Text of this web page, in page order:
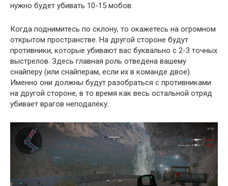
нужно будет убивать 10-15 мобов.
Когда поднимитесь по склону, то окажетесь на огромном
открытом пространстве. На другой стороне будут
противники, которые убивают вас буквально с 2-3 точных
выстрелов. Здесь главная роль отведена вашему
снайперу (или снайперам, если их в команде двое).
Именно они должны будут разобраться с противниками
на другой стороне, в то время как весь остальной отряд
убивает врагов неподалёку.